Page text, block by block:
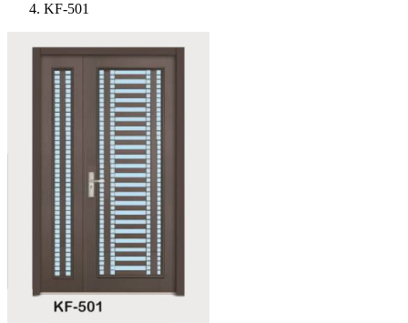
KF-501